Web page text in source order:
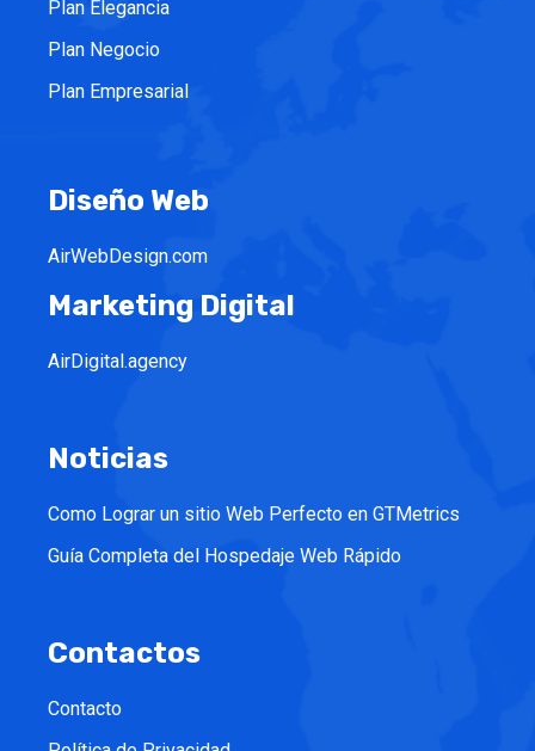
Plan Elegancia
Plan Negocio
Plan Empresarial
Diseño Web
AirWebDesign.com
Marketing Digital
AirDigital.agency
Noticias
Como Lograr un sitio Web Perfecto en GTMetrics
Guía Completa del Hospedaje Web Rápido
Contactos
Contacto